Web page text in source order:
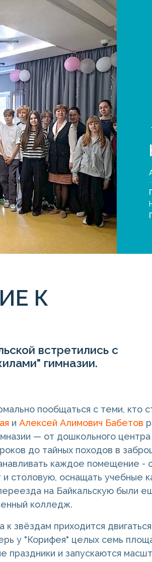
К
встретились с
гимназии.
пообщаться с теми, кто
и Алексей Алимович Бабетов
— от дошкольного
до тайных походов в
каждое помещение -
столовую, оснащать учебные
на Байкальскую были
колледж.
к звёздам приходится
у "Корифея" целых семь
праздники и запускаются